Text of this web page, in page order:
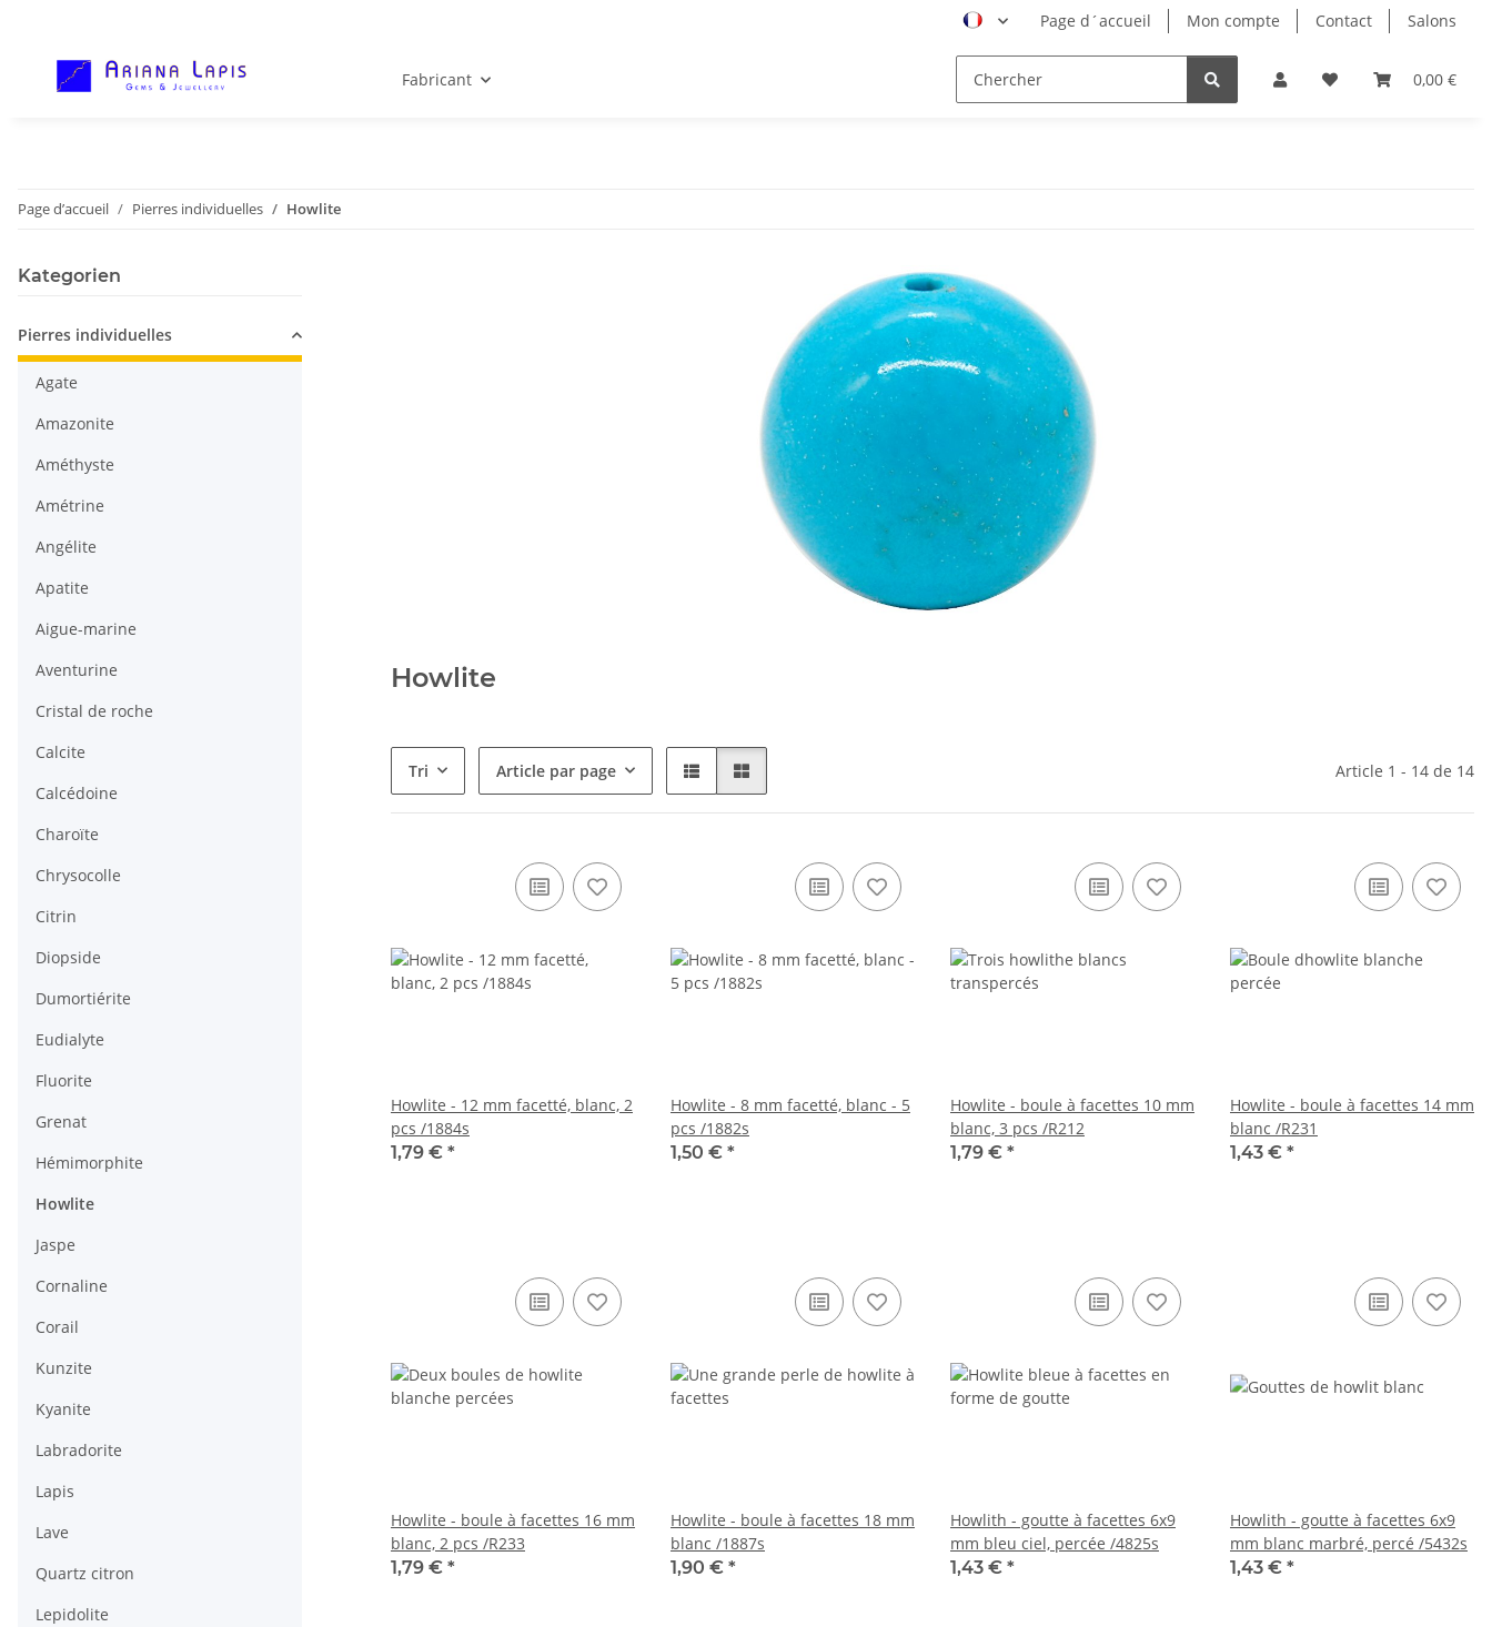
Page d´accueil Mon compte Contact Salons
0,00 €
Fabricant
Page d’accueil Pierres individuelles Howlite
Howlite
Tri Article par page Article 1 - 14 de 14
Howlite - 12 mm facetté, blanc, 2
pcs /1884s
1,79 € *
Howlite - 8 mm facetté, blanc - 5
pcs /1882s
1,50 € *
Howlite - boule à facettes 10 mm
blanc, 3 pcs /R212
1,79 € *
Howlite - boule à facettes 14 mm
blanc /R231
1,43 € *
Howlite - boule à facettes 16 mm
blanc, 2 pcs /R233
1,79 € *
Howlite - boule à facettes 18 mm
blanc /1887s
1,90 € *
Howlith - goutte à facettes 6x9
mm bleu ciel, percée /4825s
1,43 € *
Howlith - goutte à facettes 6x9
mm blanc marbré, percé /5432s
1,43 € *
Kategorien
Pierres individuelles
Agate
Amazonite
Améthyste
Amétrine
Angélite
Apatite
Aigue-marine
Aventurine
Cristal de roche
Calcite
Calcédoine
Charoïte
Chrysocolle
Citrin
Diopside
Dumortiérite
Eudialyte
Fluorite
Grenat
Hémimorphite
Howlite
Jaspe
Cornaline
Corail
Kunzite
Kyanite
Labradorite
Lapis
Lave
Quartz citron
Lepidolite